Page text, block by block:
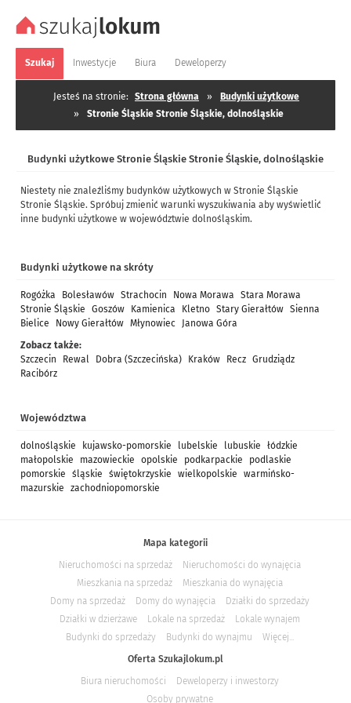
Szukaj Inwestycje Biura Deweloperzy
Jesteś na stronie: Strona główna »
Budynki użytkowe
»
Stronie Śląskie Stronie Śląskie, dolnośląskie
Budynki użytkowe Stronie Śląskie Stronie Śląskie, dolnośląskie
Niestety nie znaleźliśmy budynków użytkowych w Stronie Śląskie
Stronie Śląskie. Spróbuj zmienić warunki wyszukiwania aby wyświetlić
inne budynki użytkowe w województwie dolnośląskim.
Budynki użytkowe na skróty
Rogóżka Bolesławów Strachocin Nowa Morawa
Stara Morawa
Stronie Śląskie
Goszów Kamienica Kletno Stary Gierałtów Sienna
Bielice
Nowy Gierałtów Młynowiec
Janowa Góra
Zobacz także:
Szczecin
Rewal Dobra (Szczecińska) Kraków Recz Grudziądz
Racibórz
Województwa
dolnośląskie kujawsko-pomorskie lubelskie lubuskie
łódzkie
małopolskie
mazowieckie opolskie podkarpackie
podlaskie
pomorskie
śląskie świętokrzyskie wielkopolskie
warmińsko-
mazurskie
zachodniopomorskie
Mapa kategorii
Nieruchomości na sprzedaż
Nieruchomości do wynajęcia
Mieszkania na sprzedaż
Mieszkania do wynajęcia
Domy na sprzedaż
Domy do wynajęcia
Działki do sprzedaży
Działki w dzierżawe
Lokale na sprzedaż
Lokale wynajem
Budynki do sprzedaży
Budynki do wynajmu
Więcej...
Oferta Szukajlokum.pl
Biura nieruchomości
Deweloperzy i inwestorzy
Osoby prywatne